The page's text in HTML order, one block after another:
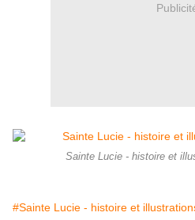
Sainte Lucie - histoire et
#Sainte Lucie - histoire et